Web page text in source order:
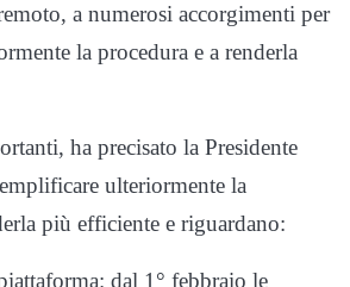
a numerosi accorgimenti per
la procedura e a renderla
ha precisato la Presidente
ulteriormente la
più efficiente e riguardano:
dal 1° febbraio le